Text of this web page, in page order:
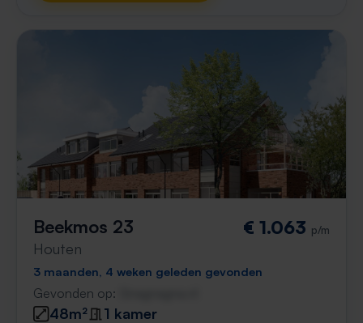
Beekmos 23
Houten
€ 1.063 p/m
3 maanden, 4 weken geleden gevonden
Gevonden op:
48m²
1 kamer